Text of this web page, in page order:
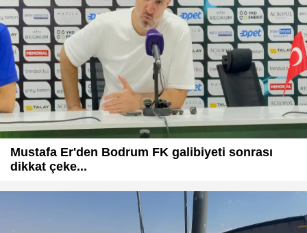
Mustafa Er'den Bodrum FK galibiyeti sonrası
dikkat çeke...